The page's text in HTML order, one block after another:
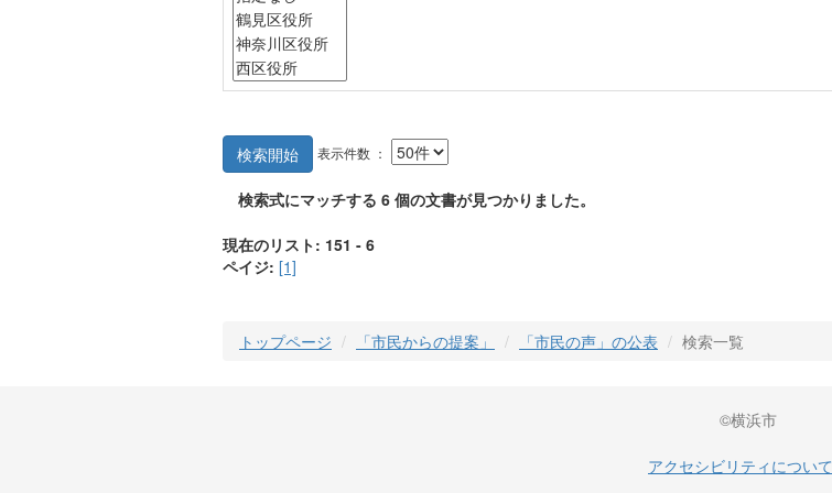
検索開始 表示件数 ：
検索式にマッチする 6 個の文書が見つかりました。
現在のリスト: 151 - 6
ペイジ: [1]
トップページ 「市民からの提案」 「市民の声」の公表 検索一覧
©横浜市
アクセシビリティについて